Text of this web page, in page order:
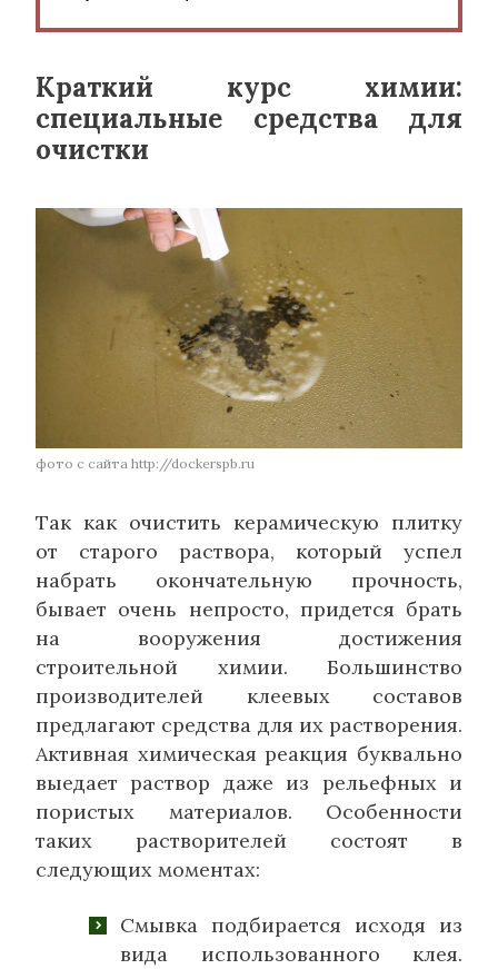
Краткий курс химии:
специальные средства для
очистки
фото с сайта http://dockerspb.ru
Так как очистить керамическую плитку
от старого раствора, который успел
набрать окончательную прочность,
бывает очень непросто, придется брать
на вооружения достижения
строительной химии. Большинство
производителей клеевых составов
предлагают средства для их растворения.
Активная химическая реакция буквально
выедает раствор даже из рельефных и
пористых материалов. Особенности
таких растворителей состоят в
следующих моментах:
Смывка подбирается исходя из
вида использованного клея.